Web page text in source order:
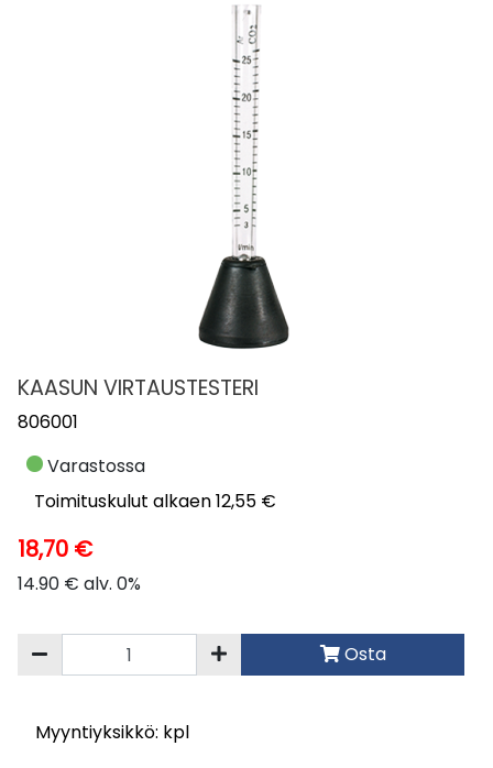
KAASUN VIRTAUSTESTERI
806001
Varastossa
Toimituskulut alkaen 12,55 €
18,70 €
14.90 € alv. 0%
Osta
Myyntiyksikkö: kpl